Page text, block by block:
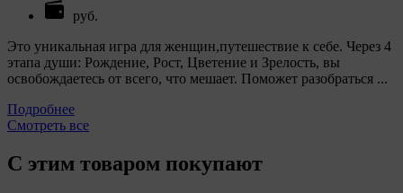
руб.
Это уникальная игра для женщин,путешествие к себе. Через 4
этапа души: Рождение, Рост, Цветение и Зрелость, вы
освобождаетесь от всего, что мешает. Поможет разобраться ...
Подробнее
Смотреть все
С этим товаром покупают